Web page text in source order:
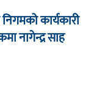
कार्यकारी
नागेन्द्र साह